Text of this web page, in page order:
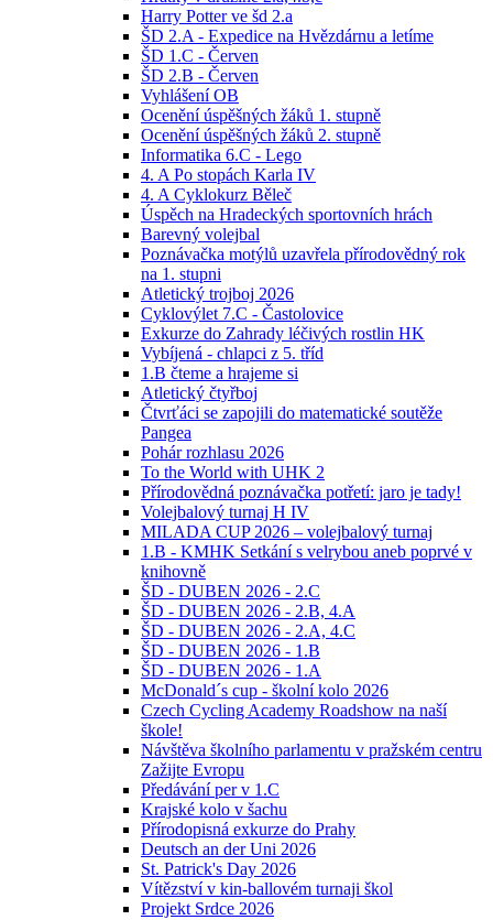
Harry Potter ve šd 2.a
ŠD 2.A - Expedice na Hvězdárnu a letíme
ŠD 1.C - Červen
ŠD 2.B - Červen
Vyhlášení OB
Ocenění úspěšných žáků 1. stupně
Ocenění úspěšných žáků 2. stupně
Informatika 6.C - Lego
4. A Po stopách Karla IV
4. A Cyklokurz Běleč
Úspěch na Hradeckých sportovních hrách
Barevný volejbal
Poznávačka motýlů uzavřela přírodovědný rok
na 1. stupni
Atletický trojboj 2026
Cyklovýlet 7.C - Častolovice
Exkurze do Zahrady léčivých rostlin HK
Vybíjená - chlapci z 5. tříd
1.B čteme a hrajeme si
Atletický čtyřboj
Čtvrťáci se zapojili do matematické soutěže
Pangea
Pohár rozhlasu 2026
To the World with UHK 2
Přírodovědná poznávačka potřetí: jaro je tady!
Volejbalový turnaj H IV
MILADA CUP 2026 – volejbalový turnaj
1.B - KMHK Setkání s velrybou aneb poprvé v
knihovně
ŠD - DUBEN 2026 - 2.C
ŠD - DUBEN 2026 - 2.B, 4.A
ŠD - DUBEN 2026 - 2.A, 4.C
ŠD - DUBEN 2026 - 1.B
ŠD - DUBEN 2026 - 1.A
McDonald´s cup - školní kolo 2026
Czech Cycling Academy Roadshow na naší
škole!
Návštěva školního parlamentu v pražském centru
Zažijte Evropu
Předávání per v 1.C
Krajské kolo v šachu
Přírodopisná exkurze do Prahy
Deutsch an der Uni 2026
St. Patrick's Day 2026
Vítězství v kin-ballovém turnaji škol
Projekt Srdce 2026